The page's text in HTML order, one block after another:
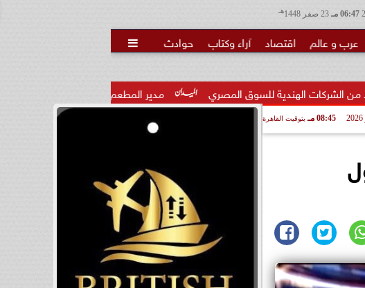
06:47 مـ هـ
عرب و عالم اقتصاد آراء وكتاب حوادث 
مدير المطعم عن واقعة منع سيدة من الصلاة:  الجامع... للسوق المصري
08:45 مـ بتوقيت القاهرة